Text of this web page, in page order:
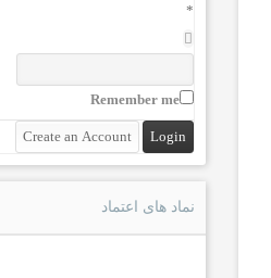
*
Remember me
نماد های اعتماد